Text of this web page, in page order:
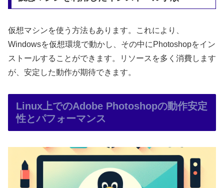
仮想マシンを使う方法もあります。これにより、
Windowsを仮想環境で動かし、その中にPhotoshopをイン
ストールすることができます。リソースを多く消費します
が、安定した動作が期待できます。
Linux上でのAdobe Photoshopの動作安定
性とパフォーマンス